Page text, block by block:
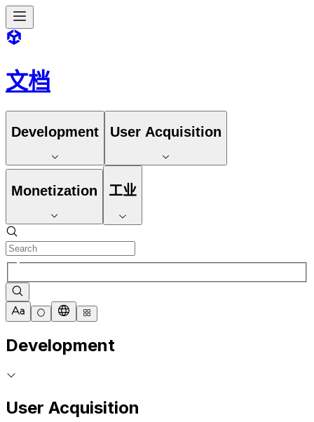
文档
Development User Acquisition
Monetization 工业
Development
User Acquisition